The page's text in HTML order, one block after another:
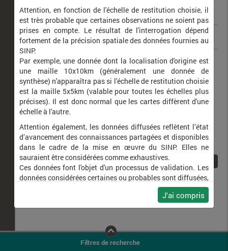
Nom latin Nom vernaculaire
Corvus corax Grand corbeau
Filtres de recherche
Attention, en fonction de l'échelle de restitution choisie, il
est très probable que certaines observations ne soient pas
prises en compte. Le résultat de l'interrogation dépend
fortement de la précision spatiale des données fournies au
SINP.
Par exemple, une donnée dont la localisation d'origine est
une maille 10x10km (généralement une donnée de
synthèse) n'apparaîtra pas si l'échelle de restitution choisie
est la maille 5x5km (valable pour toutes les échelles plus
précises). Il est donc normal que les cartes diffèrent d'une
échelle à l'autre.
Attention également, les données diffusées reflètent l’état
d’avancement des connaissances partagées et disponibles
dans le cadre de la mise en œuvre du SINP. Elles ne
sauraient être considérées comme exhaustives.
Ces données font l'objet d'un processus de validation. Les
données considérées certaines ou probables sont diffusées,
ainsi que celles pour lesquelles la méthode n'est pas
J'ai compris